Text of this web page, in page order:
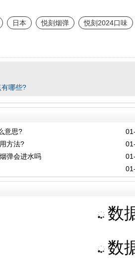
日本 悦刻烟弹 悦刻2024口味
哪些?
意思?
方法?
弹会进水吗
数
数